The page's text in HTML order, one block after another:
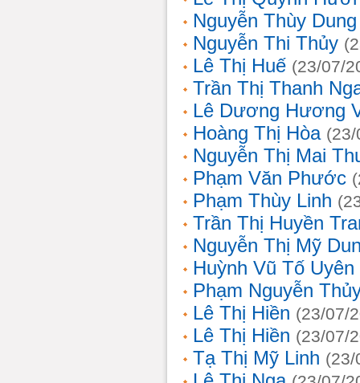
Nguyễn Thùy Dung
Nguyễn Thi Thủy
Lê Thị Huế (23/07/
Trần Thị Thanh
Lê Dương Hương
Hoàng Thị Hòa
Nguyễn Thị Mai
Phạm Văn Phước
Phạm Thùy Linh
Trần Thị Huyền
Nguyễn Thị Mỹ
Huỳnh Vũ Tố Uyên
Phạm Nguyễn
Lê Thị Hiền (23/07/
Lê Thị Hiền (23/07/
Tạ Thị Mỹ Linh (23/